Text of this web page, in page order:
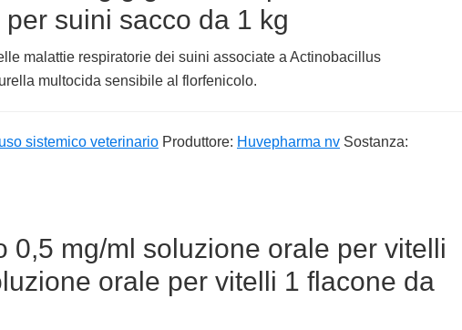
suini sacco da 1 kg
malattie respiratorie dei suini associate a Actinobacillus
multocida sensibile al florfenicolo.
sistemico veterinario Produttore: Huvepharma nv Sostanza:
0,5 mg/ml soluzione orale per vitelli
orale per vitelli 1 flacone da